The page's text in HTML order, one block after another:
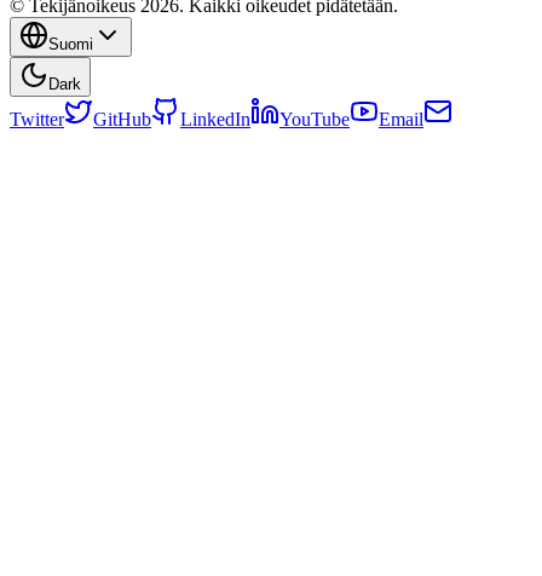
© Tekijänoikeus 2026. Kaikki oikeudet pidätetään.
Suomi
Dark
Twitter GitHub LinkedIn YouTube Email